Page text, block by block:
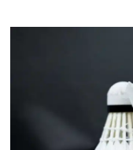
AGILITÉ